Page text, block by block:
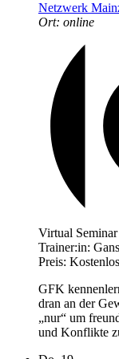
Netzwerk
Ort: online
Virtual Seminar
Trainer:in:
Preis: Kostenlos
GFK
dran an der
„nur“ um
und Konflikte